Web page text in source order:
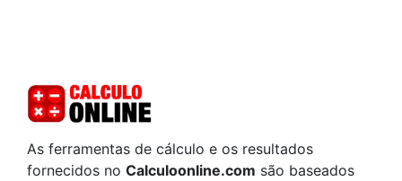
As ferramentas de cálculo e os resultados
fornecidos no Calculoonline.com são baseados